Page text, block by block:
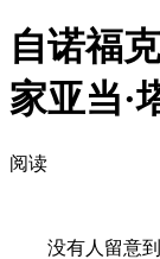
自诺福
家亚当·
阅读
没有人留意到